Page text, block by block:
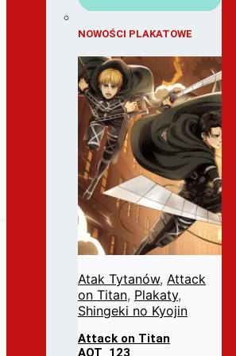
NOWOŚCI PLAKATOWE
Atak Tytanów, Attack
on Titan, Plakaty,
Shingeki no Kyojin
Attack on Titan
AOT_123